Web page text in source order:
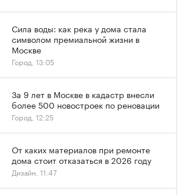
Сила воды: как река у дома стала
символом премиальной жизни в
Москве
Город, 13:05
За 9 лет в Москве в кадастр внесли
более 500 новостроек по реновации
Город, 12:25
От каких материалов при ремонте
дома стоит отказаться в 2026 году
Дизайн, 11:47